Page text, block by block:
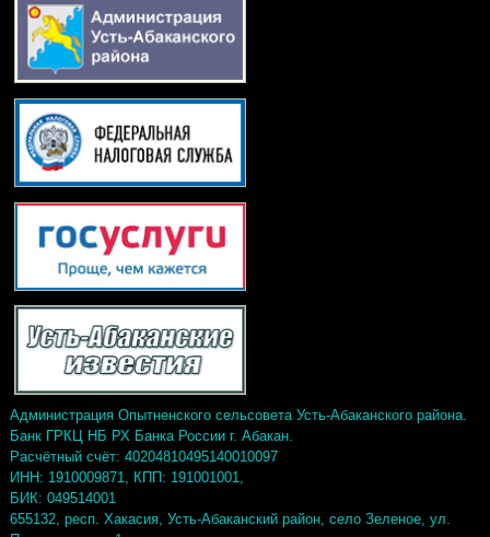
Администрация Опытненского сельсовета Усть-Абаканского района.
Банк ГРКЦ НБ РХ Банка России г. Абакан.
Расчётный счёт: 40204810495140010097
ИНН: 1910009871, КПП: 191001001,
БИК: 049514001
655132, респ. Хакасия, Усть-Абаканский район, село Зеленое, ул.